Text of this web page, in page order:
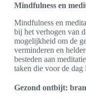
Mindfulness en
Mindfulness en
bij het verhogen van
mogelijkheid om de
verminderen en
besteden aan
taken die voor de dag
Gezond ontbijt: